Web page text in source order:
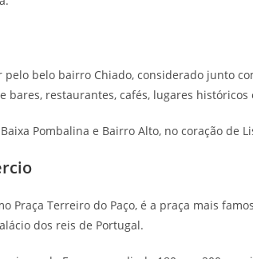
belo bairro Chiado, considerado junto
bares, restaurantes, cafés, lugares históricos
Pombalina e Bairro Alto, no coração de
Praça Terreiro do Paço, é a praça mais
dos reis de Portugal.